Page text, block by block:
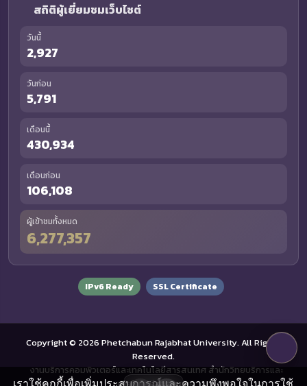
สถิติผู้เยี่ยมชมเว็บไซต์
วันนี้
2,927
วันก่อน
5,791
เดือนนี้
430,934
เดือนก่อน
106,108
ผู้เข้าชมทั้งหมด
6,277,357
IPv6 Ready SSL Certificate
Copyright © 2026 Phetchabun Rajabhat University. All Rights
Reserved.
งานบริการคอมพิวเตอร์และเทคโนโลยีสารสนเทศ สำนักวิทยบริการและ